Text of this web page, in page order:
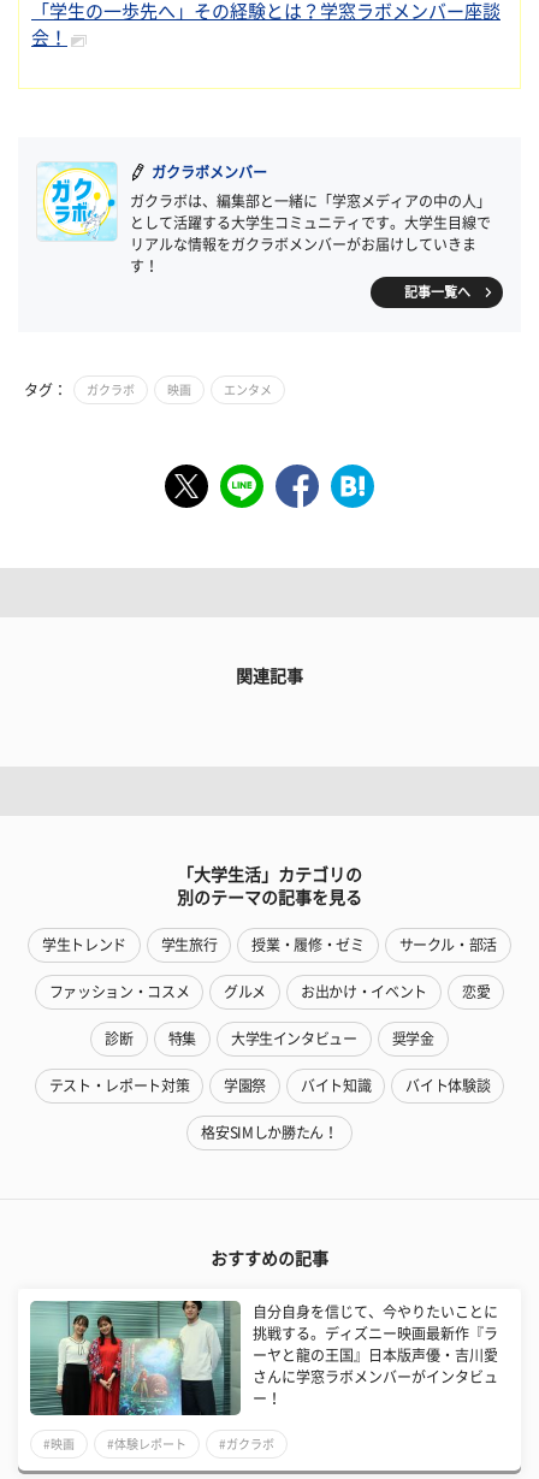
「学生の一歩先へ」その経験とは？学窓ラボメンバー座談
会！
ガクラボメンバー
ガクラボは、編集部と一緒に「学窓メディアの中の人」
として活躍する大学生コミュニティです。大学生目線で
リアルな情報をガクラボメンバーがお届けしていきま
す！
記事一覧へ
タグ： ガクラボ 映画 エンタメ
関連記事
「大学生活」カテゴリの
別のテーマの記事を見る
学生トレンド 学生旅行 授業・履修・ゼミ サークル・部活
ファッション・コスメ グルメ お出かけ・イベント 恋愛
診断 特集 大学生インタビュー 奨学金
テスト・レポート対策 学園祭 バイト知識 バイト体験談
格安SIMしか勝たん！
おすすめの記事
自分自身を信じて、今やりたいことに
挑戦する。ディズニー映画最新作『ラ
ーヤと龍の王国』日本版声優・吉川愛
さんに学窓ラボメンバーがインタビュ
ー！
#映画 #体験レポート #ガクラボ